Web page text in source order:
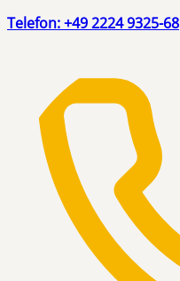
Telefon: +49 2224 9325-68